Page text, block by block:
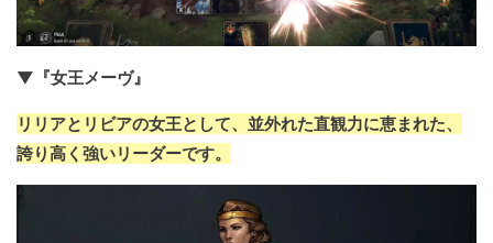
▼『女王メーヴ』
リリアとリビアの女王として、並外れた直観力に恵まれた、
誇り高く強いリーダーです。